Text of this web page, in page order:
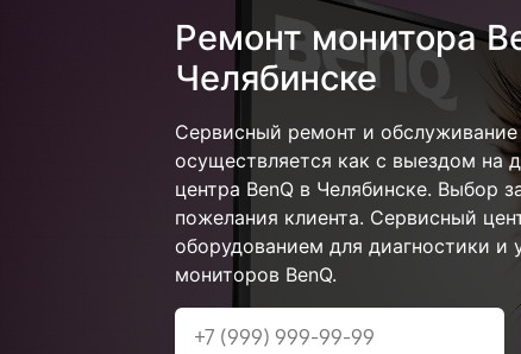
Ремонт монитора
Челябинске
Сервисный ремонт и
осуществляется как с выездом на
центра BenQ в Челябинске. Выбор
пожелания клиента. Сервисный
оборудованием для диагностики и
мониторов BenQ.